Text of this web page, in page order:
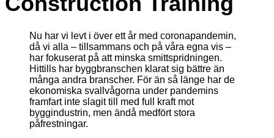
Nu har vi levt i över ett år med coronapandemin,
då vi alla – tillsammans och på våra egna vis –
har fokuserat på att minska smittspridningen.
Hittills har byggbranschen klarat sig bättre än
många andra branscher. För än så länge har de
ekonomiska svallvågorna under pandemins
framfart inte slagit till med full kraft mot
byggindustrin, men ändå medfört stora
påfrestningar.